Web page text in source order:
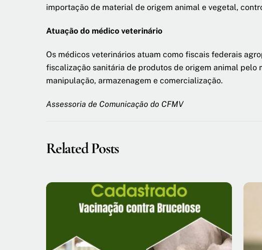
importação de material de origem animal e vegetal,
Atuação do médico veterinário
Os médicos veterinários atuam como fiscais federais
fiscalização sanitária de produtos de origem animal pelo
manipulação, armazenagem e comercialização.
Assessoria de Comunicação do CFMV
Related Posts